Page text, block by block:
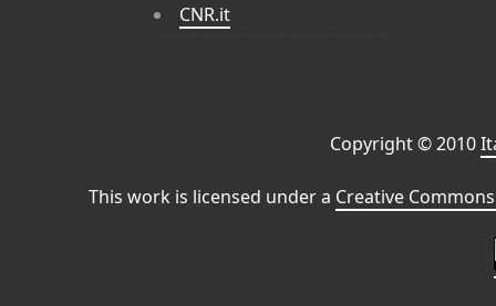
CNR.it
Copyright © 2010
This work is licensed under a Creative